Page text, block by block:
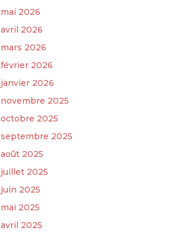
mai 2026
avril 2026
mars 2026
février 2026
janvier 2026
novembre 2025
octobre 2025
septembre 2025
août 2025
juillet 2025
juin 2025
mai 2025
avril 2025